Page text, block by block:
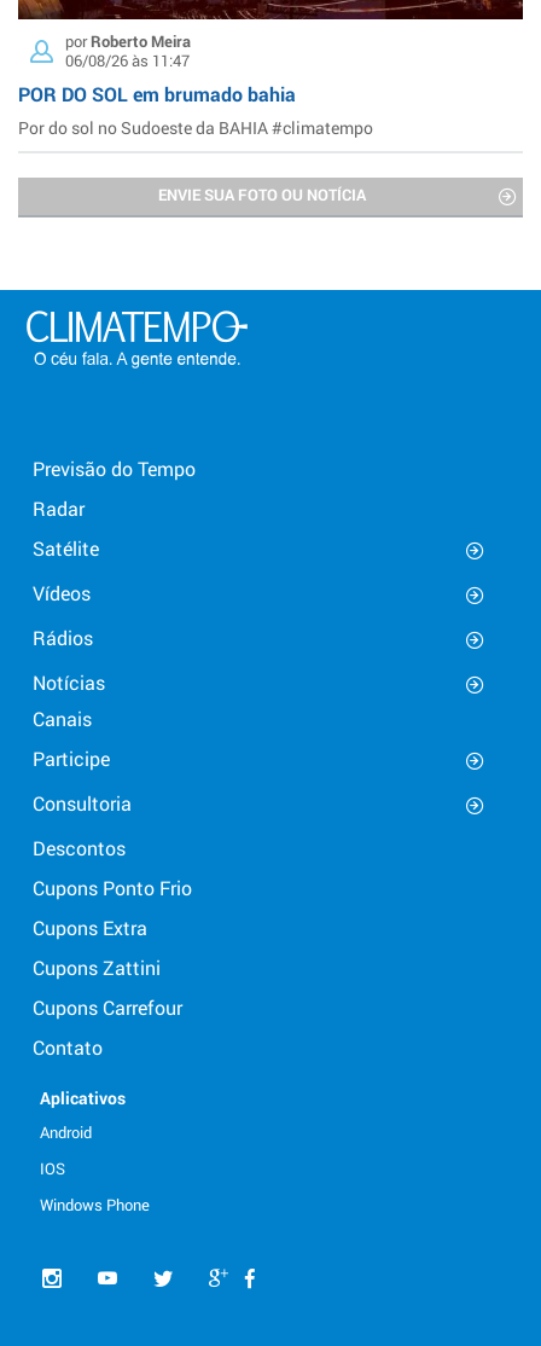
porRoberto Meira
06/08/26 às 11:47
POR DO SOL em brumado bahia
Por do sol no Sudoeste da BAHIA #climatempo
ENVIE SUA FOTO OU NOTÍCIA
Previsão do Tempo
Radar
Satélite
Vídeos
Rádios
Notícias
Canais
Participe
Consultoria
Descontos
Cupons Ponto Frio
Cupons Extra
Cupons Zattini
Cupons Carrefour
Contato
Aplicativos
Android
IOS
Windows Phone